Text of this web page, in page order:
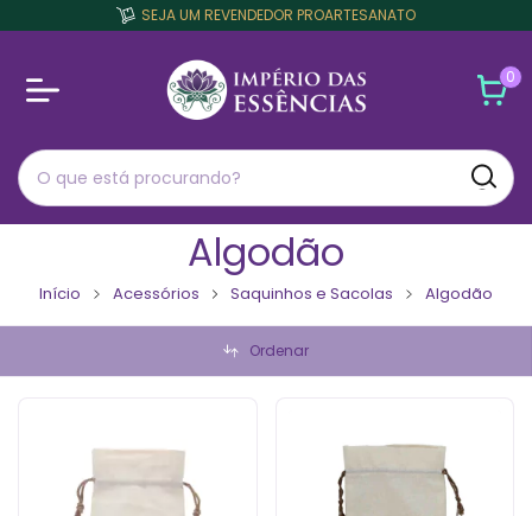
SEJA UM REVENDEDOR PROARTESANATO
0
Algodão
Início Acessórios Saquinhos e Sacolas Algodão
Ordenar